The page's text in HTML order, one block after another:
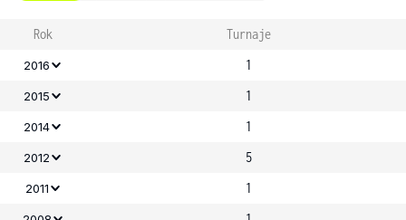
Rok Turnaje
2016 1
2015 1
2014 1
2012 5
2011 1